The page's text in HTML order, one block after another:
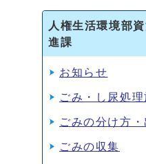
人権生活環境部
進課
お知らせ
ごみ・し尿処理
ごみの分け方
ごみの収集